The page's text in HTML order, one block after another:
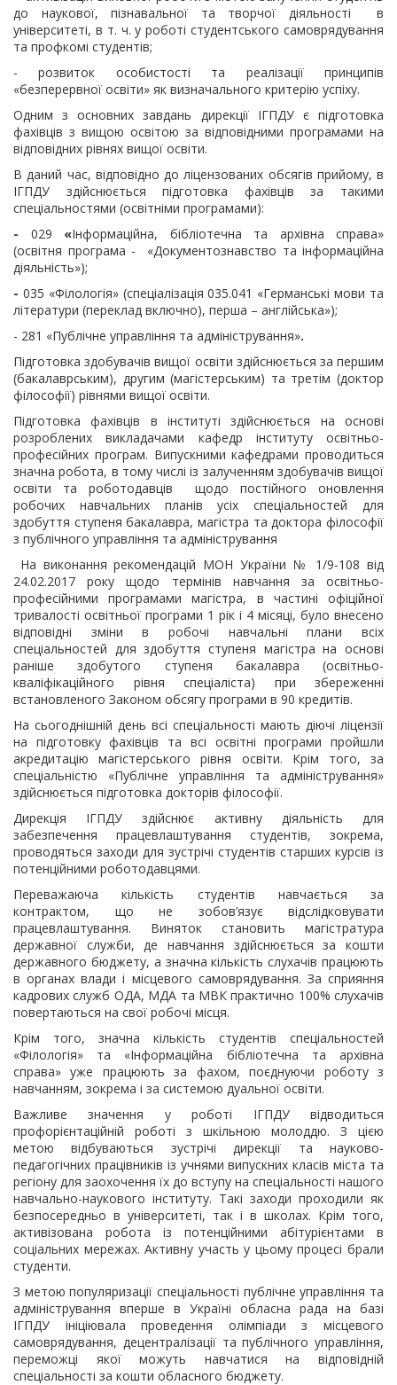
до наукової, пізнавальної та творчої діяльності в
університеті, в т. ч. у роботі студентського самоврядування
та профкомі студентів;
- розвиток особистості та реалізації принципів
«безперервної освіти» як визначального критерію успіху.
Одним з основних завдань дирекції ІГПДУ є підготовка
фахівців з вищою освітою за відповідними програмами на
відповідних рівнях вищої освіти.
В даний час, відповідно до ліцензованих обсягів прийому, в
ІГПДУ здійснюється
підготовка фахівців за такими
спеціальностями (освітніми програмами):
- 029 «Інформаційна, бібліотечна та архівна справа»
(освітня програма - «Документознавство та інформаційна
діяльність»);
- 035 «Філологія» (спеціалізація 035.041 «Германські мови та
літератури (переклад включно), перша – англійська»);
- 281 «Публічне управління та адміністрування».
Підготовка здобувачів вищої освіти здійснюється за першим
(бакалаврським), другим (магістерським) та третім (доктор
філософії) рівнями вищої освіти.
Підготовка фахівців в інституті здійснюється на основі
розроблених викладачами кафедр інституту освітньо-
професійних програм. Випускними кафедрами проводиться
значна робота, в тому числі із залученням здобувачів вищої
освіти та роботодавців щодо постійного оновлення
робочих навчальних планів усіх спеціальностей для
здобуття ступеня бакалавра, магістра та доктора філософії
з публічного управління та адміністрування
На виконання рекомендацій МОН України № 1/9-108 від
24.02.2017 року щодо термінів навчання за освітньо-
професійними програмами магістра, в частині офіційної
тривалості освітньої програми 1 рік і 4 місяці, було внесено
відповідні зміни в робочі навчальні плани всіх
спеціальностей для здобуття ступеня магістра на основі
раніше здобутого ступеня бакалавра (освітньо-
кваліфікаційного рівня спеціаліста) при збереженні
встановленого Законом обсягу програми в 90 кредитів.
На сьогоднішній день всі спеціальності мають діючі ліцензії
на підготовку фахівців та всі освітні програми пройшли
акредитацію магістерського рівня освіти. Крім того, за
спеціальністю «Публічне управління та адміністрування»
здійснюється підготовка докторів філософії.
Дирекція ІГПДУ здійснює активну діяльність для
забезпечення працевлаштування студентів, зокрема,
проводяться заходи для зустрічі студентів старших курсів із
потенційними роботодавцями.
Переважаюча кількість студентів навчається за
контрактом, що не зобов’язує відслідковувати
працевлаштування. Виняток становить магістратура
державної служби, де навчання здійснюється за кошти
державного бюджету, а значна кількість слухачів працюють
в органах влади і місцевого самоврядування. За сприяння
кадрових служб ОДА, МДА та МВК практично 100% слухачів
повертаються на свої робочі місця.
Крім того, значна кількість студентів спеціальностей
«Філологія» та «Інформаційна бібліотечна та архівна
справа» уже працюють за фахом, поєднуючи роботу з
навчанням, зокрема і за системою дуальної освіти.
Важливе значення у роботі ІГПДУ відводиться
профорієнтаційній роботі з шкільною молоддю. З цією
метою відбуваються зустрічі дирекції та науково-
педагогічних працівників із учнями випускних класів міста та
регіону для заохочення їх до вступу на спеціальності нашого
навчально-наукового інституту. Такі заходи проходили як
безпосередньо в університеті, так і в школах. Крім того,
активізована робота із потенційними абітурієнтами в
соціальних мережах. Активну участь у цьому процесі брали
студенти.
З метою популяризації спеціальності публічне управління та
адміністрування вперше в Україні обласна рада на базі
ІГПДУ ініціювала проведення олімпіади з місцевого
самоврядування, децентралізації та публічного управління,
переможці якої можуть навчатися на відповідній
спеціальності за кошти обласного бюджету.